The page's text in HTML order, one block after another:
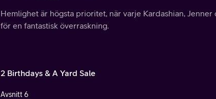
Hemlighet är högsta prioritet, när varje Kardashian, Jenner
för en fantastisk överraskning.
2 Birthdays & A Yard Sale
Avsnitt 6